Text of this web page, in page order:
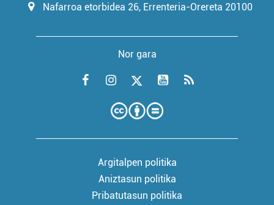
Nafarroa etorbidea 26, Errenteria-Orereta 20100
Nor gara
Argitalpen politika
Aniztasun politika
Pribatutasun politika